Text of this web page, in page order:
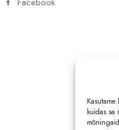
kuidas sa